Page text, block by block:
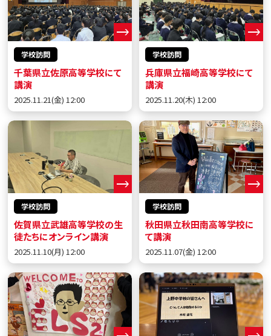
学校訪問
千葉県立佐原高等学校にて
講演
2025.11.21(金) 12:00
学校訪問
兵庫県立福崎高等学校にて
講演
2025.11.20(木) 12:00
学校訪問
佐賀県立武雄高等学校の生
徒たちにオンライン講演
2025.11.10(月) 12:00
学校訪問
秋田県立秋田南高等学校に
て講演
2025.11.07(金) 12:00